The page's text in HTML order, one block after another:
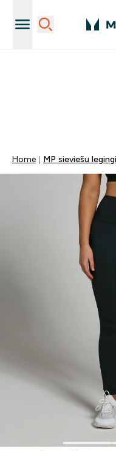
Home MP sieviešu